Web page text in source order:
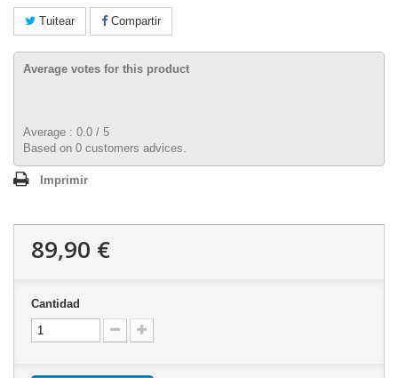
Tuitear Compartir
Average votes for this product
Average : 0.0 / 5
Based on 0 customers advices.
Imprimir
89,90 €
Cantidad